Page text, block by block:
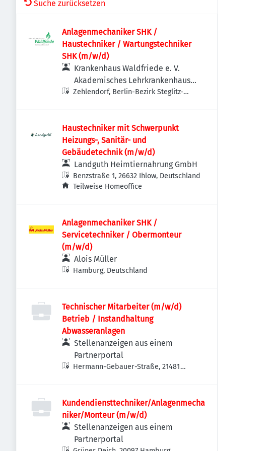
Suche zurücksetzen
Anlagenmechaniker SHK /
Haustechniker / Wartungstechniker
SHK (m/w/d)
Krankenhaus Waldfriede e. V.
Akademisches Lehrkrankenhaus
der Charité
Zehlendorf, Berlin-Bezirk Steglitz-
Haustechniker mit Schwerpunkt
Heizungs-, Sanitär- und
Gebäudetechnik (m/w/d)
Landguth Heimtiernahrung GmbH
Benzstraße 1, 26632 Ihlow, Deutschland
Teilweise Homeoffice
Anlagenmechaniker SHK /
Servicetechniker / Obermonteur
(m/w/d)
Alois Müller
Hamburg, Deutschland
Technischer Mitarbeiter (m/w/d)
Betrieb / Instandhaltung
Abwasseranlagen
Stellenanzeigen aus einem
Partnerportal
Hermann-Gebauer-Straße, 21481
Kundendiensttechniker/Anlagenmecha
niker/Monteur (m/w/d)
Stellenanzeigen aus einem
Partnerportal